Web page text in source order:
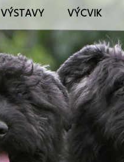
VÝSTAVY VÝCVIK